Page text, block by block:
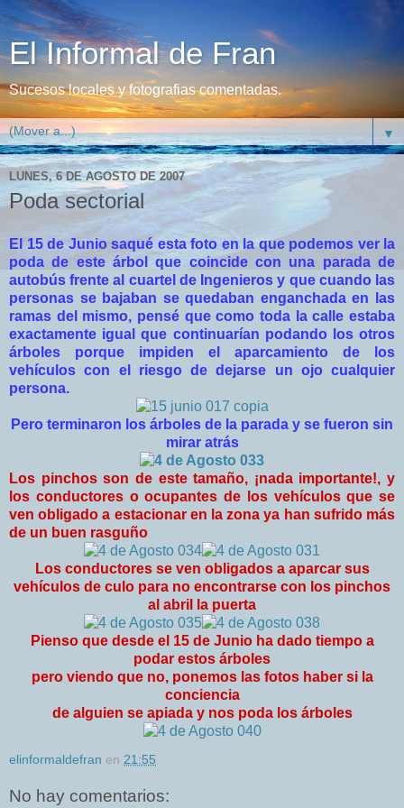
El Informal de Fran
Sucesos locales y fotografias comentadas.
▼
LUNES, 6 DE AGOSTO DE 2007
Poda sectorial
El 15 de Junio saqué esta foto en la que podemos ver la
poda de este árbol que coincide con una parada de
autobús frente al cuartel de Ingenieros y que cuando las
personas se bajaban se quedaban enganchada en las
ramas del mismo, pensé que como toda la calle estaba
exactamente igual que continuarían podando los otros
árboles porque impiden el aparcamiento de los
vehículos con el riesgo de dejarse un ojo cualquier
persona.
Pero terminaron los árboles de la parada y se fueron sin
mirar atrás
Los pinchos son de este tamaño, ¡nada importante!, y
los conductores o ocupantes de los vehículos que se
ven obligado a estacionar en la zona ya han sufrido más
de un buen rasguño
Los conductores se ven obligados a aparcar sus
vehículos de culo para no encontrarse con los pinchos
al abril la puerta
Pienso que desde el 15 de Junio ha dado tiempo a
podar estos árboles
pero viendo que no, ponemos las fotos haber si la
conciencia
de alguien se apiada y nos poda los árboles
elinformaldefran en 21:55
No hay comentarios: